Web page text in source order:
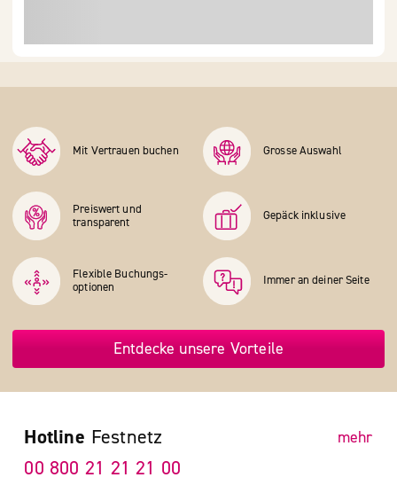
Mit Vertrauen buchen Grosse Auswahl
Preiswert und
transparent
Gepäck inklusive
Flexible Buchungs­
optionen
Immer an deiner Seite
Entdecke unsere Vorteile
Hotline Festnetz mehr
00 800 21 21 21 00